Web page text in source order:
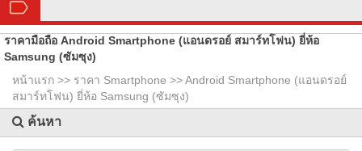
ราคามือถือ Android Smartphone (แอนดรอย์ สมาร์ทโฟน) ยี่ห้อ
Samsung (ซัมซุง)
หน้าแรก >> ราคา Smartphone >> Android Smartphone (แอนดรอย์
สมาร์ทโฟน) ยี่ห้อ Samsung (ซัมซุง)
ค้นหา